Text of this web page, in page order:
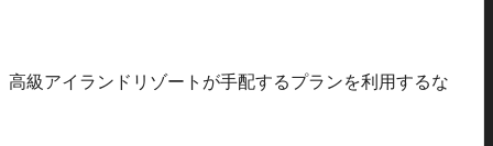
級アイランドリゾートが手配するプランを利用するな